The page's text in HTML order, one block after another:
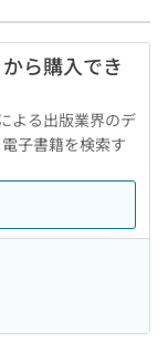
から購入でき
よる出版業界のデ
子書籍を検索す